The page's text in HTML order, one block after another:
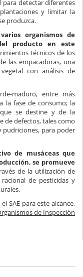
para detectar diferentes
y limitar la
produzca.
organismos de
producto en este
técnicos de los
las empacadoras, una
con análisis de
maduro, entre más
la fase de consumo; la
se destine y de la
de defectos, tales como
pudriciones, para poder
de musáceas que
se promueve
de la utilización de
de pesticidas y
SAE para este alcance,
de Inspección